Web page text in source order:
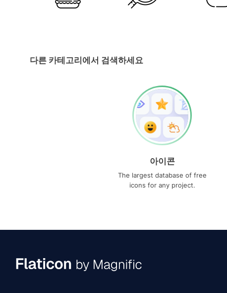
다른 카테고리에서 검색하세요
아이콘
The largest database of free
icons for any project.